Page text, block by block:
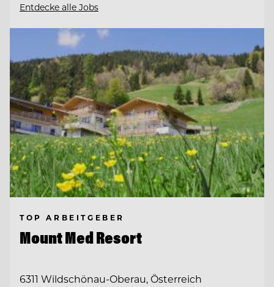
Entdecke alle Jobs
TOP ARBEITGEBER
Mount Med Resort
6311 Wildschönau-Oberau, Österreich